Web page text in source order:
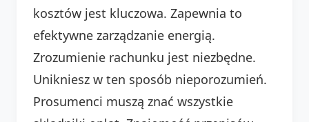
kosztów jest kluczowa. Zapewnia to
efektywne zarządzanie energią.
Zrozumienie rachunku jest niezbędne.
Unikniesz w ten sposób nieporozumień.
Prosumenci muszą znać wszystkie